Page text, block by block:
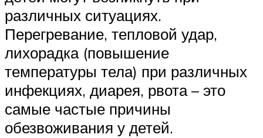
различных ситуациях.
Перегревание, тепловой удар,
лихорадка (повышение
температуры тела) при различных
инфекциях, диарея, рвота – это
самые частые причины
обезвоживания у детей.